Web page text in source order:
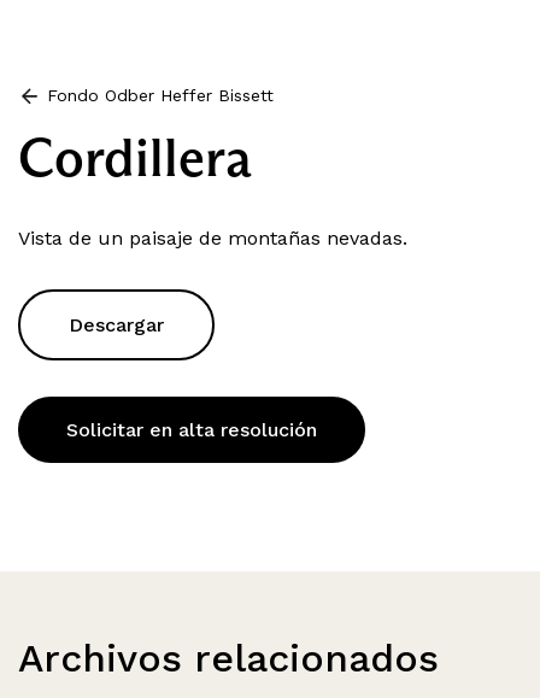
Fondo Odber Heffer Bissett
Cordillera
Vista de un paisaje de montañas nevadas.
Descargar
Solicitar en alta resolución
Archivos relacionados